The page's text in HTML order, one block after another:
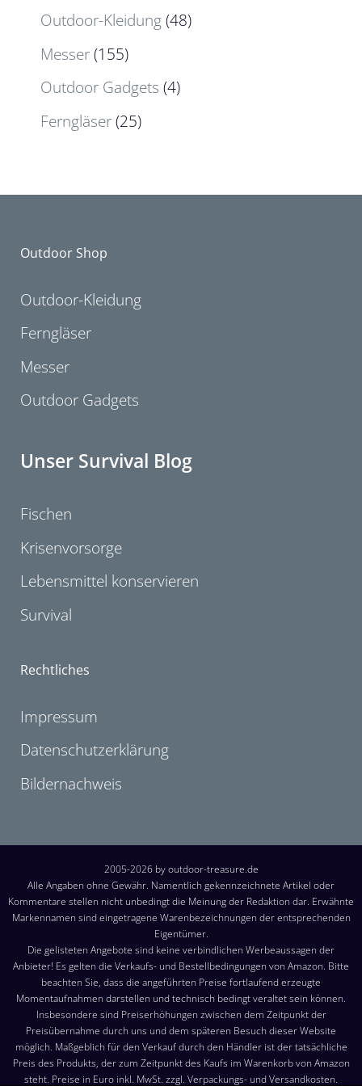
Outdoor-Kleidung(48)
Messer(155)
Outdoor Gadgets (4)
Ferngläser(25)
Outdoor Shop
Outdoor-Kleidung
Ferngläser
Messer
Outdoor Gadgets
Unser Survival Blog
Fischen
Krisenvorsorge
Lebensmittel konservieren
Survival
Rechtliches
Impressum
Datenschutzerklärung
Bildernachweis
2005-2026 by outdoor-treasure.de
Alle Angaben ohne Gewähr. Namentlich gekennzeichnete Artikel oder
Kommentare stellen nicht unbedingt die Meinung der Redaktion dar. Erwähnte
Markennamen sind eingetragene Warenbezeichnungen der entsprechenden
Eigentümer.
Die gelisteten Angebote sind keine verbindlichen Werbeaussagen der
Anbieter! Es gelten die Verkaufs- und Bestellbedingungen von Amazon. Bitte
beachten Sie, dass die angeführten Preise fortlaufend erzeugte
Momentaufnahmen darstellen und technisch bedingt veraltet sein können.
Insbesondere sind Preiserhöhungen zwischen dem Zeitpunkt der
Preisübernahme durch uns und dem späteren Besuch dieser Website
möglich. Maßgeblich für den Verkauf durch den Händler ist der tatsächliche
Preis des Produkts, der zum Zeitpunkt des Kaufs im Warenkorb von Amazon
steht. Preise in Euro inkl. MwSt. zzgl. Verpackungs- und Versandkosten.